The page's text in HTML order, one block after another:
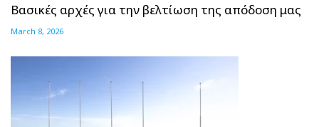
Βασικές αρχές για την βελτίωση της απόδοση μας
March 8, 2026